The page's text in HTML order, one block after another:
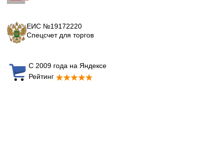
ЕИС №19172220
Спецсчет для торгов
С 2009 года на Яндексе
Рейтинг